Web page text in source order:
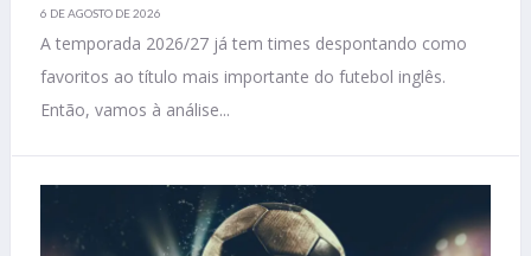
6 DE AGOSTO DE 2026
A temporada 2026/27 já tem times despontando como
favoritos ao título mais importante do futebol inglês.
Então, vamos à análise...